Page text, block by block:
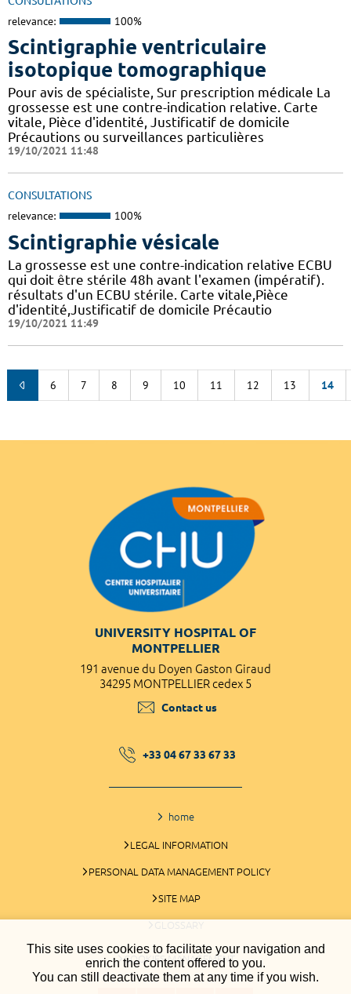
This site uses cookies to facilitate your navigation and
enrich the content offered to you.
You can still deactivate them at any time if you wish.
relevance: 100%
Scintigraphie ventriculaire
isotopique tomographique
Pour avis de spécialiste, Sur prescription médicale La
grossesse est une contre-indication relative. Carte
vitale, Pièce d'identité, Justificatif de domicile
Précautions ou surveillances particulières
19/10/2021 11:48
CONSULTATIONS
relevance: 100%
Scintigraphie vésicale
La grossesse est une contre-indication relative ECBU
qui doit être stérile 48h avant l'examen (impératif).
résultats d'un ECBU stérile. Carte vitale,Pièce
d'identité,Justificatif de domicile Précautio
19/10/2021 11:49
6 7 8 9 10 11 12 13 14
UNIVERSITY HOSPITAL OF
MONTPELLIER
191 avenue du Doyen Gaston Giraud
34295 MONTPELLIER cedex 5
Contact us
+33 04 67 33 67 33
home
LEGAL INFORMATION
PERSONAL DATA MANAGEMENT POLICY
SITE MAP
GLOSSARY
COOKIES MANAGEMENT